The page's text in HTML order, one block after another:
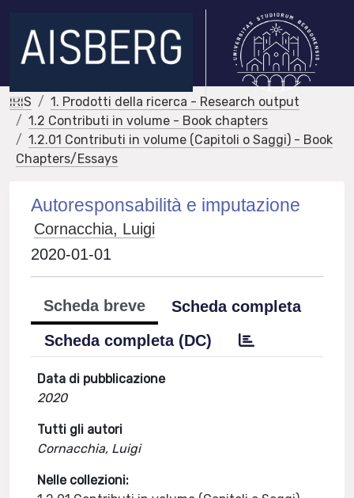
IRIS
1. Prodotti della ricerca - Research output
1.2 Contributi in volume - Book chapters
1.2.01 Contributi in volume (Capitoli o Saggi) - Book
Chapters/Essays
Autoresponsabilità e imputazione
Cornacchia, Luigi
2020-01-01
Scheda breve
Scheda completa
Scheda completa (DC)
Data di pubblicazione
2020
Tutti gli autori
Cornacchia, Luigi
Nelle collezioni: